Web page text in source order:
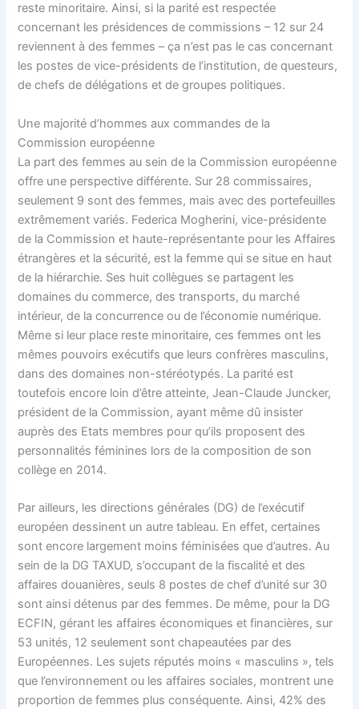
reste minoritaire. Ainsi, si la parité est respectée
concernant les présidences de commissions – 12 sur 24
reviennent à des femmes – ça n’est pas le cas concernant
les postes de vice-présidents de l’institution, de questeurs,
de chefs de délégations et de groupes politiques.
Une majorité d’hommes aux commandes de la
Commission européenne
La part des femmes au sein de la Commission européenne
offre une perspective différente. Sur 28 commissaires,
seulement 9 sont des femmes, mais avec des portefeuilles
extrêmement variés. Federica Mogherini, vice-présidente
de la Commission et haute-représentante pour les Affaires
étrangères et la sécurité, est la femme qui se situe en haut
de la hiérarchie. Ses huit collègues se partagent les
domaines du commerce, des transports, du marché
intérieur, de la concurrence ou de l’économie numérique.
Même si leur place reste minoritaire, ces femmes ont les
mêmes pouvoirs exécutifs que leurs confrères masculins,
dans des domaines non-stéréotypés. La parité est
toutefois encore loin d’être atteinte, Jean-Claude Juncker,
président de la Commission, ayant même dû insister
auprès des Etats membres pour qu’ils proposent des
personnalités féminines lors de la composition de son
collège en 2014.
Par ailleurs, les directions générales (DG) de l’exécutif
européen dessinent un autre tableau. En effet, certaines
sont encore largement moins féminisées que d’autres. Au
sein de la DG TAXUD, s’occupant de la fiscalité et des
affaires douanières, seuls 8 postes de chef d’unité sur 30
sont ainsi détenus par des femmes. De même, pour la DG
ECFIN, gérant les affaires économiques et financières, sur
53 unités, 12 seulement sont chapeautées par des
Européennes. Les sujets réputés moins « masculins », tels
que l’environnement ou les affaires sociales, montrent une
proportion de femmes plus conséquente. Ainsi, 42% des